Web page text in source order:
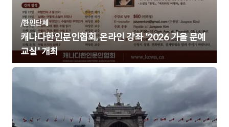
/한인단체
캐나다한인문인협회, 온라인 강좌 '2026 가을 문예
교실' 개최